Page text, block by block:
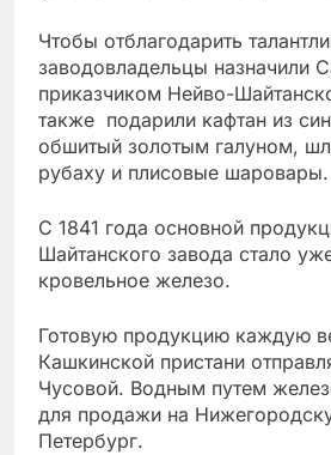
Чтобы отблагодарить
заводовладельцы назначили
приказчиком Нейво-
также подарили кафтан из
обшитый золотым галуном,
рубаху и плисовые шаровары.
С 1841 года основной
Шайтанского завода стало
кровельное железо.
Готовую продукцию каждую
Кашкинской пристани
Чусовой. Водным путем
для продажи на
Петербург.